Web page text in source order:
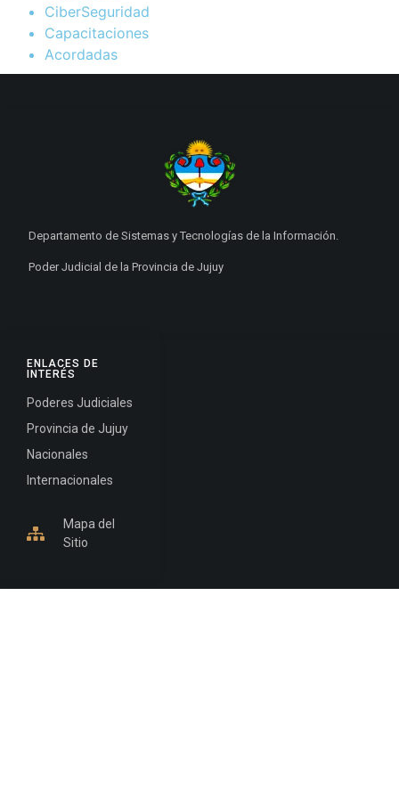
CiberSeguridad
Capacitaciones
Acordadas
ENLACES DE
INTERÉS
Poderes Judiciales
Provincia de Jujuy
Nacionales
Internacionales
Mapa del
Sitio
Departamento de Sistemas y Tecnologías de la Información.
Poder Judicial de la Provincia de Jujuy